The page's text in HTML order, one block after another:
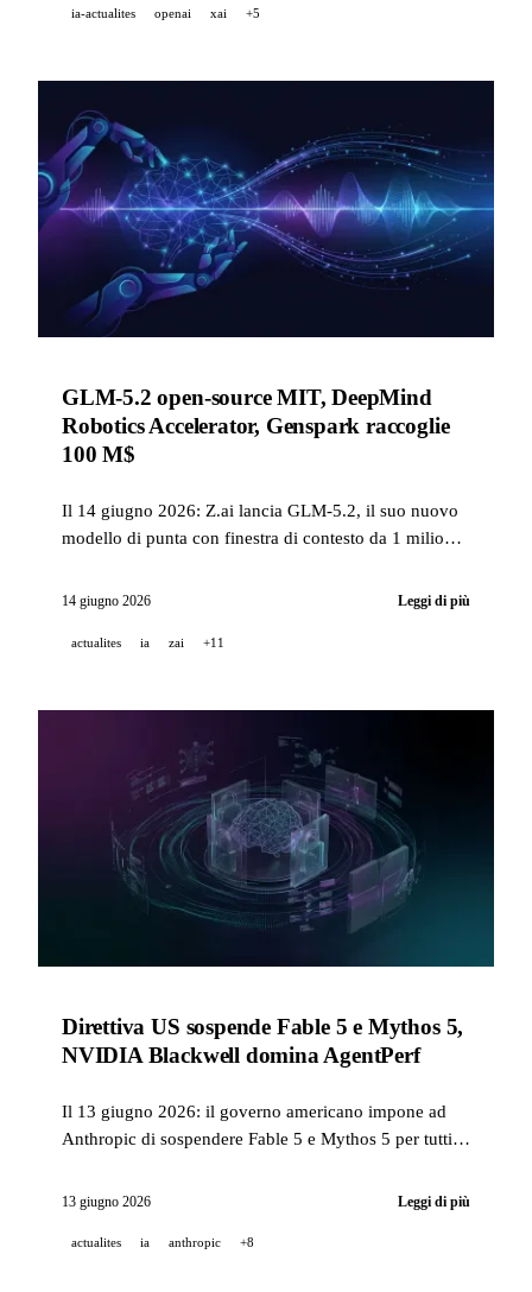
Director's Suite ed ElevenLabs apre Music v2 via API.
ia-actualites openai xai +5
GLM-5.2 open-source MIT, DeepMind
Robotics Accelerator, Genspark raccoglie
100 M$
Il 14 giugno 2026: Z.ai lancia GLM-5.2, il suo nuovo
modello di punta con finestra di contesto da 1 milione
seleziona 15 startup per il suo Robotics Accelerator
valutazione, NotebookLM ottiene capacità agentiche e
14 giugno 2026 Leggi di più
actualites ia zai +11
Direttiva US sospende Fable 5 e Mythos 5,
NVIDIA Blackwell domina AgentPerf
Il 13 giugno 2026: il governo americano impone ad
Anthropic di sospendere Fable 5 e Mythos 5 per tutti i
esportazioni, NVIDIA Blackwell dimostra 20x più
Copilot app a tutti i piani a pagamento.
13 giugno 2026 Leggi di più
actualites ia anthropic +8